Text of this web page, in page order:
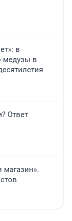
в
медузы в
Ответ